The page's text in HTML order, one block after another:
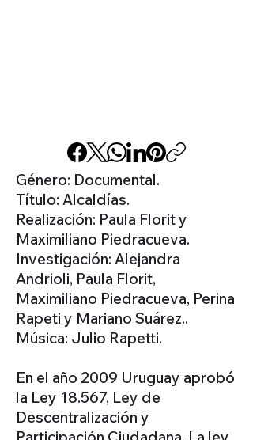
Género: Documental.
Título: Alcaldías.
Realización: Paula Florit y
Maximiliano Piedracueva.
Investigación: Alejandra
Andrioli, Paula Florit,
Maximiliano Piedracueva, Perina
Rapeti y Mariano Suárez..
Música: Julio Rapetti.
En el año 2009 Uruguay aprobó
la Ley 18.567, Ley de
Descentralización y